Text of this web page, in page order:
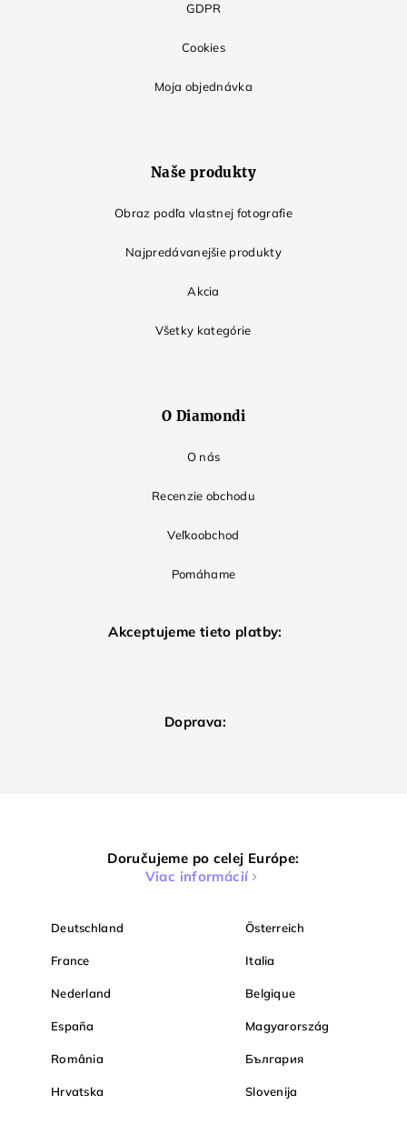
GDPR
Cookies
Moja objednávka
Naše produkty
Obraz podľa vlastnej fotografie
Najpredávanejšie produkty
Akcia
Všetky kategórie
O Diamondi
O nás
Recenzie obchodu
Veľkoobchod
Pomáhame
Akceptujeme tieto platby:
Doprava:
Doručujeme po celej Európe:
Viac informácií
Deutschland Österreich
France Italia
Nederland Belgique
España Magyarország
România България
Hrvatska Slovenija